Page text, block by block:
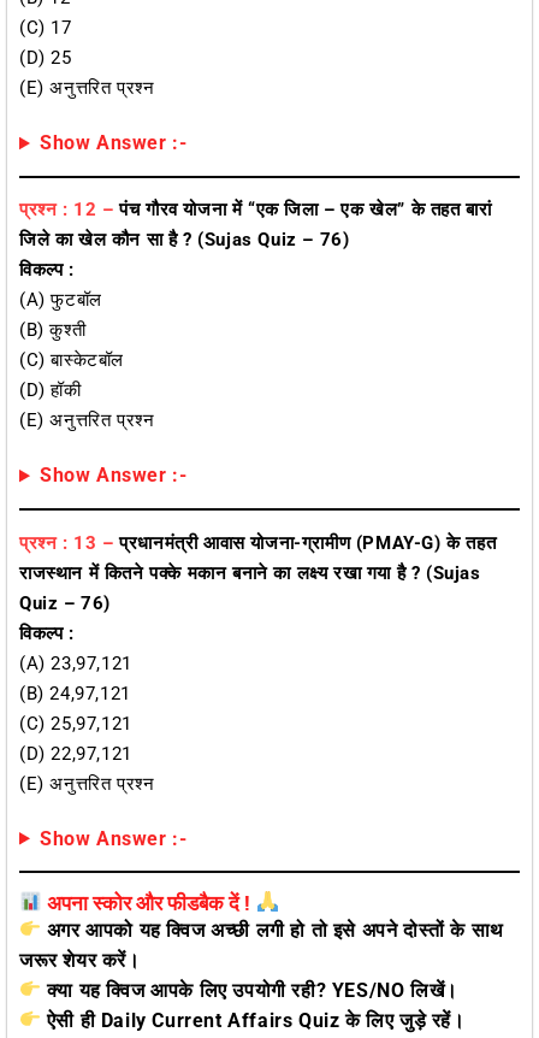
(C) 17
(D) 25
(E) अनुत्तरित प्रश्न
Show Answer :-
प्रश्न : 12 – पंच गौरव योजना में “एक जिला – एक खेल” के तहत बारां
जिले का खेल कौन सा है ? (Sujas Quiz – 76)
विकल्प :
(A) फुटबॉल
(B) कुश्ती
(C) बास्केटबॉल
(D) हॉकी
(E) अनुत्तरित प्रश्न
Show Answer :-
प्रश्न : 13 – प्रधानमंत्री आवास योजना-ग्रामीण (PMAY-G) के तहत
राजस्थान में कितने पक्के मकान बनाने का लक्ष्य रखा गया है ? (Sujas
Quiz – 76)
विकल्प :
(A) 23,97,121
(B) 24,97,121
(C) 25,97,121
(D) 22,97,121
(E) अनुत्तरित प्रश्न
Show Answer :-
अपना स्कोर और फीडबैक दें !
अगर आपको यह क्विज अच्छी लगी हो तो इसे अपने दोस्तों के साथ
जरूर शेयर करें।
क्या यह क्विज आपके लिए उपयोगी रही? YES/NO लिखें।
ऐसी ही Daily Current Affairs Quiz के लिए जुड़े रहें।